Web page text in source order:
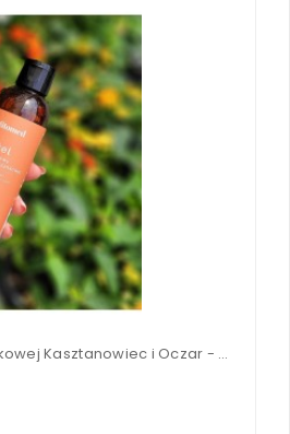
Żel do cery naczynkowej Kasztanowiec i Oczar - Fitomed 200 g